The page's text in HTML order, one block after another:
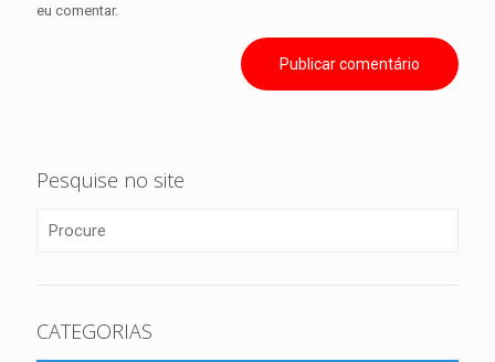
eu comentar.
Pesquise no site
CATEGORIAS